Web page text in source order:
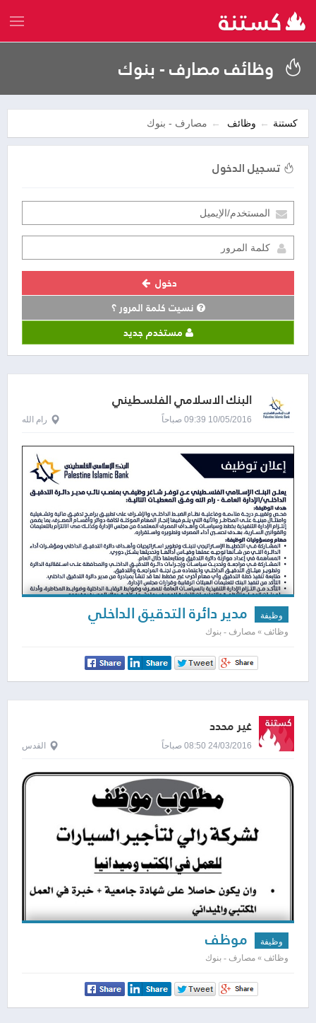
وظائف مصارف - بنوك
كستنة وظائف مصارف - بنوك
تسجيل الدخول
دخول
نسيت كلمة المرور ؟
مستخدم جديد
البنك الاسلامي الفلسطيني
10/05/2016 09:39 صباحاً رام الله
وظيفة مدير دائرة التدقيق الداخلي
وظائف » مصارف - بنوك
غير محدد
24/03/2016 08:50 صباحاً القدس
وظيفة موظف
وظائف » مصارف - بنوك